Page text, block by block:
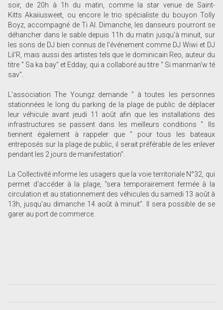
soir, de 20h à 1h du matin, comme la star venue de Saint-
Kitts Akaiiusweet, ou encore le trio spécialiste du bouyon Tolly
Boyz, accompagné de Ti Al. Dimanche, les danseurs pourront se
déhancher dans le sable depuis 11h du matin jusqu'à minuit, sur
les sons de DJ bien connus de l'événement comme DJ Wiwi et DJ
Lil'R, mais aussi des artistes tels que le dominicain Reo, auteur du
titre " Sa ka bay" et Edday, qui a collaboré au titre " Si manman'w té
sav".
L'association The Youngz demande " à toutes les personnes
stationnées le long du parking de la plage de public de déplacer
leur véhicule avant jeudi 11 août afin que les installations des
infrastructures se passent dans les meilleurs conditions ". Ils
tiennent également à rappeler que " pour tous les bateaux
entreposés sur la plage de public, il serait préférable de les enlever
pendant les 2 jours de manifestation".
La Collectivité informe les usagers que la voie territoriale N°32, qui
permet d'accéder à la plage, "sera temporairement fermée à la
circulation et au stationnement des véhicules du samedi 13 août à
13h, jusqu'au dimanche 14 août à minuit". Il sera possible de se
garer au port de commerce.